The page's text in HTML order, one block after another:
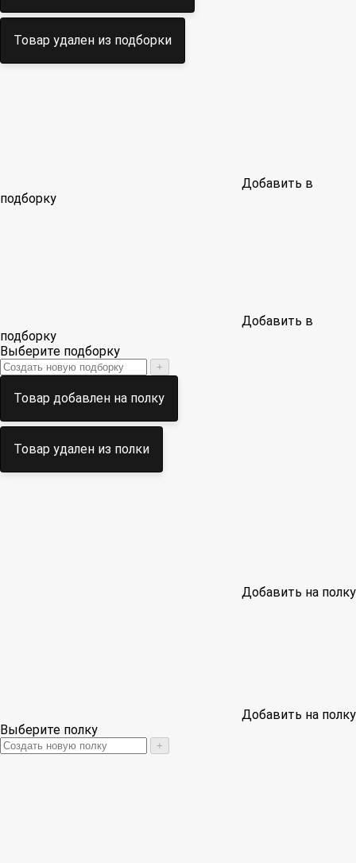
Товар удален из подборки
Добавить в
подборку
Добавить в
подборку
Выберите подборку
+
Товар добавлен на полку
Товар удален из полки
Добавить на полку
Добавить на полку
Выберите полку
+